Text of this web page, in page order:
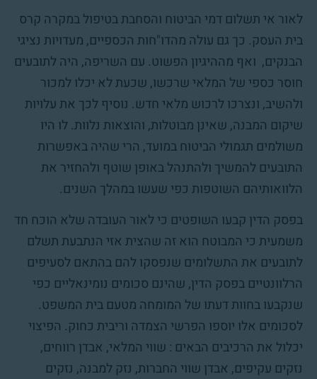
לאור אי תשלום דמי הביטוח והסחבת בטיפול במקרה קרס
בית העסק. כך גם עולה מהדו"חות הכספיים, מעדויות נציגי
הבנקים, ואף מההיגיון הפשוט. עם השריפה, היה לתובעים
חוסר כספי של המלאי שרכשו, שכעת לא יכלו למכור
ולהשיב, ונצרכו לרכוש מלאי חדש. נוסיף לכך את עלויות
שיקום המבנה, שאינן מבוטלות, והוצאות נלוות. לו היו
משולמים תגמולי הביטוח במועד, הרי שהיה באפשרות
התובעים להמשיך ולהתנהל באופן שוטף ולהחזיר את
הלוואותיהם השוטפות כפי שעשו במהלך השנים.
בפסק הדין קבעו השופטים כי לאור העובדה שלא הוכח חד
משמעית כי המבוטח הוא זה שהצית אזי הנתבעת תשלם
לתובעים את התשלומים שנפסקו להם בהתאם לסעיפים
הרלוונטיים בפסק הדין, שהינם סכומים נומינאליים כפי
שנקבעו בחוות דעתו של המומחה מטעם בית המשפט.
לסכומים אלו יוספו הפרשי הצמדה וריבית כחוק. הפיצוי
יכלול את הרכיבים הבאים : שווי המלאי, אבדן רווחים,
נזקים עקיפים, אבדן שווי החברות, נזק למבנה, נזקים